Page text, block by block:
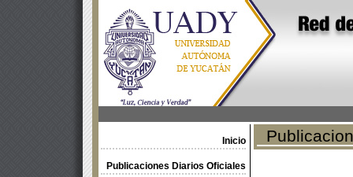
Inicio
Publicaciones Diarios Oficiales